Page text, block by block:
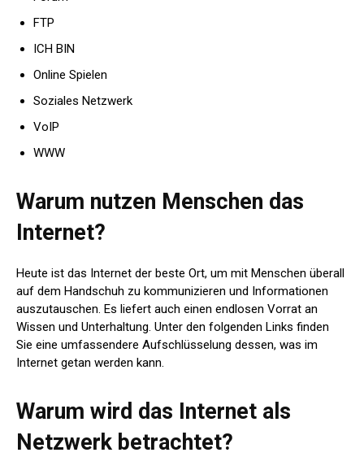
FTP
ICH BIN
Online Spielen
Soziales Netzwerk
VoIP
WWW
Warum nutzen Menschen das
Internet?
Heute ist das Internet der beste Ort, um mit Menschen überall
auf dem Handschuh zu kommunizieren und Informationen
auszutauschen. Es liefert auch einen endlosen Vorrat an
Wissen und Unterhaltung. Unter den folgenden Links finden
Sie eine umfassendere Aufschlüsselung dessen, was im
Internet getan werden kann.
Warum wird das Internet als
Netzwerk betrachtet?